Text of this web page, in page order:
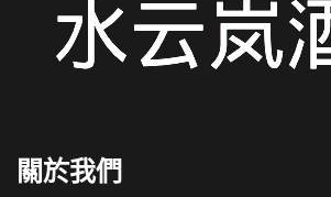
關於我們